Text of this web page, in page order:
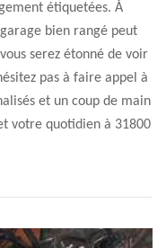
étiquetées. À
bien rangé peut
serez étonné de voir
pas à faire appel à
et un coup de main
votre quotidien à 31800